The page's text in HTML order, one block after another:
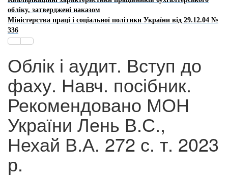
обліку, затверджені наказом
Міністерства праці і соціальної політики України від 29.12.04 №
336
Облік і аудит. Вступ до
фаху. Навч. посібник.
Рекомендовано МОН
України Лень В.С.,
Нехай В.А. 272 с. т. 2023
р.